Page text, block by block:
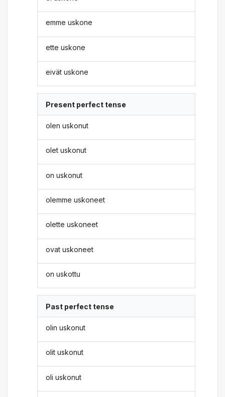
emme uskone
ette uskone
eivät uskone
Present perfect tense
olen uskonut
olet uskonut
on uskonut
olemme uskoneet
olette uskoneet
ovat uskoneet
on uskottu
Past perfect tense
olin uskonut
olit uskonut
oli uskonut